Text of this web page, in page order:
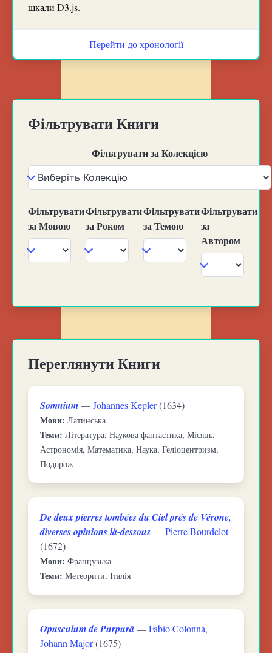
шкали D3.js.
Перейти до хронології
Фільтрувати Книги
Фільтрувати за Колекцією
Фільтрувати
за Мовою
Фільтрувати
за Роком
Фільтрувати
за Темою
Фільтрувати
за
Автором
Переглянути Книги
Somnium—Johannes Kepler(1634)
Мови: Латинська
Теми: Література, Наукова фантастика, Місяць,
Астрономія, Математика, Наука, Геліоцентризм,
Подорож
De deux pierres tombées du Ciel prés de Vérone,
diverses opinions là-dessous—Pierre Bourdelot
(1672)
Мови: Французька
Теми: Метеорити, Італія
Opusculum de Purpurâ—Fabio Colonna,
Johann Major(1675)